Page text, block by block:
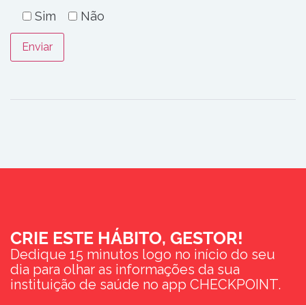
Sim
Não
CRIE ESTE HÁBITO, GESTOR!
Dedique 15 minutos logo no início do seu
dia para olhar as informações da sua
instituição de saúde no app CHECKPOINT.